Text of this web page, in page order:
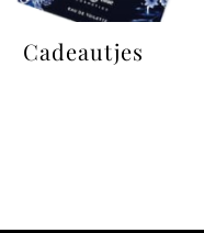
Cadeautjes